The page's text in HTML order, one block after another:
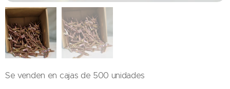
Se venden en cajas de 500 unidades